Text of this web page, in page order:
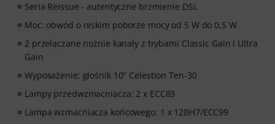
Seria Reissue - autentyczne brzmienie DSL
Moc: obwód o niskim poborze mocy od 5 W do 0,5 W
2 przełączane nożnie kanały z trybami Classic Gain i Ultra
Gain
Wyposażenie: głośnik 10" Celestion Ten-30
Lampy przedwzmacniacza: 2 x ECC83
Lampa wzmacniacza końcowego: 1 x 12BH7/ECC99